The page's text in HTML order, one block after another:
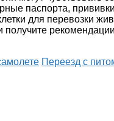
паспорта,
для перевозки
Переезд с